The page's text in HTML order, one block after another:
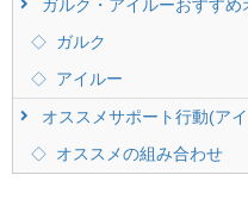
ガルク・アイルーおすすめ
ガルク
アイルー
オススメサポート行動(ア
オススメの組み合わせ